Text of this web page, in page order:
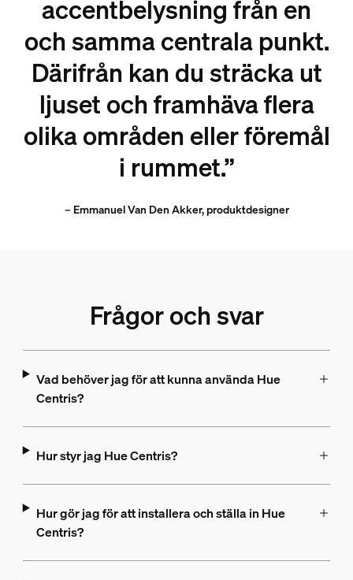
accentbelysning från en
och samma centrala punkt.
Därifrån kan du sträcka ut
ljuset och framhäva flera
olika områden eller föremål
i rummet.”
– Emmanuel Van Den Akker, produktdesigner
Frågor och svar
Vad behöver jag för att kunna använda Hue
Centris?
Hur styr jag Hue Centris?
Hur gör jag för att installera och ställa in Hue
Centris?